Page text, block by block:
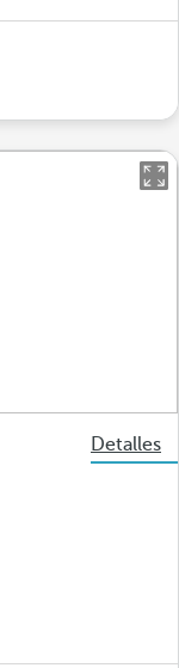
Detalles